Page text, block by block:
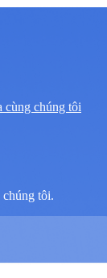
cùng chúng tôi
tôi.